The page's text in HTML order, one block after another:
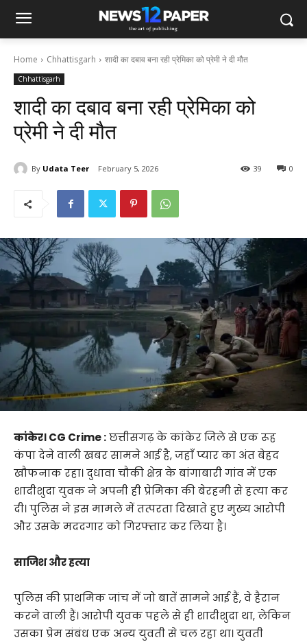
Home Chhattisgarh शादी का दबाव बना रही प्रेमिका को प्रेमी ने दी मौत
Chhattisgarh
शादी का दबाव बना रही प्रेमिका को
प्रेमी ने दी मौत
By Udata Teer February 5, 2026 0
39
कांकेर।CG Crime :छत्तीसगढ़ के कांकेर जिले से एक रूह
कंपा देने वाली खबर सामने आई है, जहाँ प्यार का अंत बेहद
खौफनाक रहा। दुधावा चौकी क्षेत्र के बांगाबारी गांव में एक
शादीशुदा युवक ने अपनी ही प्रेमिका की बेरहमी से हत्या कर
दी। पुलिस ने इस मामले में तत्परता दिखाते हुए मुख्य आरोपी
और उसके मददगार को गिरफ्तार कर लिया है।
साजिश और हत्या
पुलिस की प्राथमिक जांच में जो बातें सामने आई हैं, वे हैरान
करने वाली हैं। आरोपी युवक पहले से ही शादीशुदा था, लेकिन
उसका प्रेम संबंध एक अन्य युवती से चल रहा था। युवती